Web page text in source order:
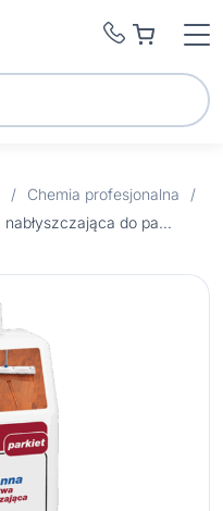
/ Chemia profesjonalna
/
HG ochronna warstwa nabłyszczająca do parkietów 1l